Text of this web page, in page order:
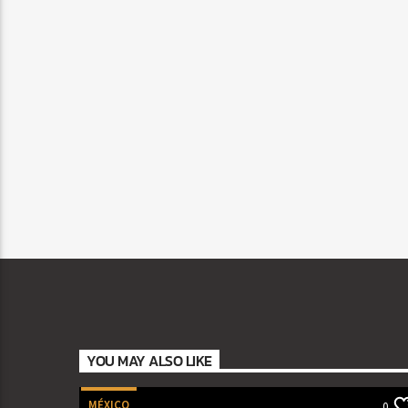
YOU MAY ALSO LIKE
MÉXICO